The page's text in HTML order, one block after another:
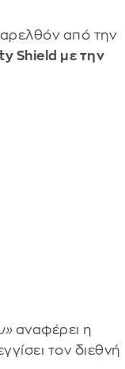
από την
Shield με την
αναφέρει η
τον διεθνή